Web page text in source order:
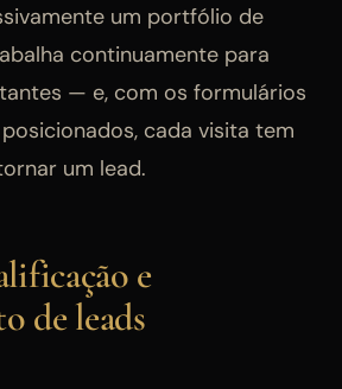
um portfólio de
continuamente para
— e, com os formulários
cada visita tem
um lead.
e
de leads